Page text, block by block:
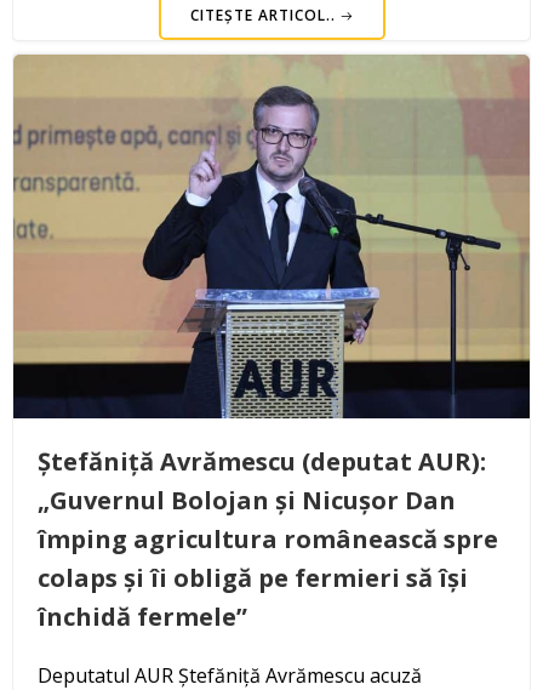
CITEȘTE ARTICOL..
Ștefăniță Avrămescu (deputat AUR):
„Guvernul Bolojan și Nicușor Dan
împing agricultura românească spre
colaps și îi obligă pe fermieri să își
închidă fermele”
Deputatul AUR Ștefăniță Avrămescu acuză